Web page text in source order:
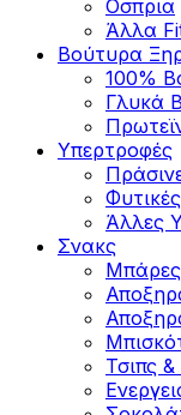
Οσπρια
Άλλα
Βούτυρα
100%
Γλυκά
Υπερτροφές
Άλλες
Σνακς
Τσιπς